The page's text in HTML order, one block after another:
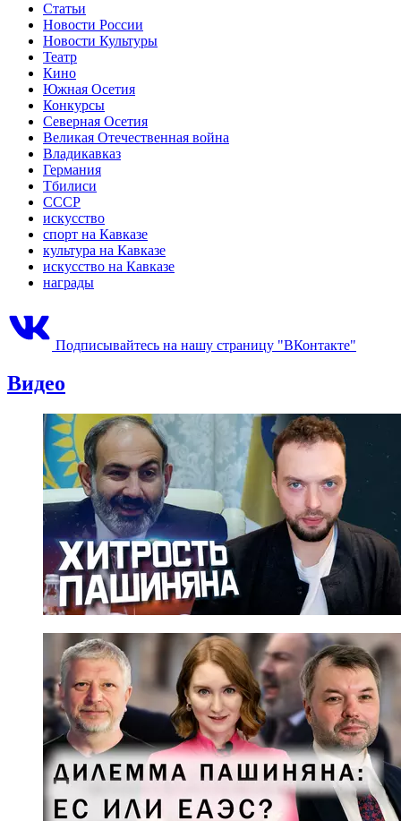
Статьи
Новости России
Новости Культуры
Театр
Кино
Южная Осетия
Конкурсы
Северная Осетия
Великая Отечественная война
Владикавказ
Германия
Тбилиси
СССР
искусство
спорт на Кавказе
культура на Кавказе
искусство на Кавказе
награды
Подписывайтесь на нашу страницу "ВКонтакте"
Видео